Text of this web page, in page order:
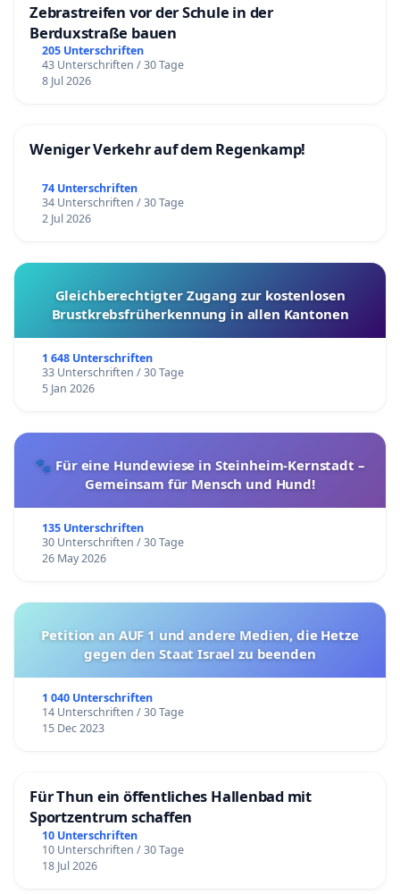
Zebrastreifen vor der Schule in der
Berduxstraße bauen
205 Unterschriften
43 Unterschriften / 30 Tage
8 Jul 2026
Weniger Verkehr auf dem Regenkamp!
74 Unterschriften
34 Unterschriften / 30 Tage
2 Jul 2026
Gleichberechtigter Zugang zur kostenlosen
Brustkrebsfrüherkennung in allen Kantonen
1 648 Unterschriften
33 Unterschriften / 30 Tage
5 Jan 2026
🐾 Für eine Hundewiese in Steinheim-Kernstadt –
Gemeinsam für Mensch und Hund!
135 Unterschriften
30 Unterschriften / 30 Tage
26 May 2026
Petition an AUF 1 und andere Medien, die Hetze
gegen den Staat Israel zu beenden
1 040 Unterschriften
14 Unterschriften / 30 Tage
15 Dec 2023
Für Thun ein öffentliches Hallenbad mit
Sportzentrum schaffen
10 Unterschriften
10 Unterschriften / 30 Tage
18 Jul 2026